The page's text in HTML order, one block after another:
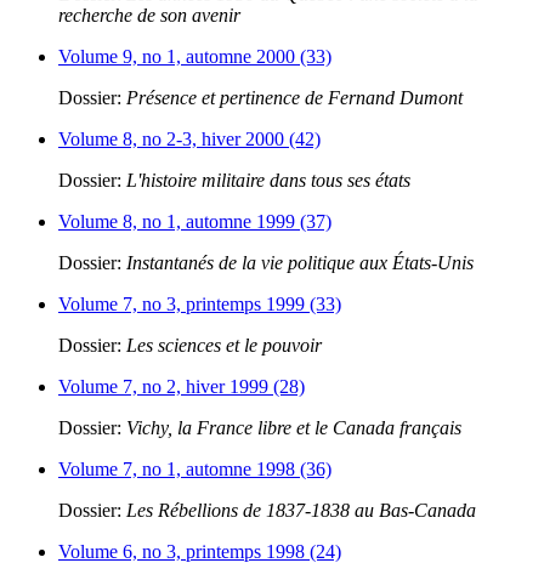
recherche de son avenir
Volume 9, no 1, automne 2000 (33)
Dossier: Présence et pertinence de Fernand Dumont
Volume 8, no 2-3, hiver 2000 (42)
Dossier: L'histoire militaire dans tous ses états
Volume 8, no 1, automne 1999 (37)
Dossier: Instantanés de la vie politique aux États-Unis
Volume 7, no 3, printemps 1999 (33)
Dossier: Les sciences et le pouvoir
Volume 7, no 2, hiver 1999 (28)
Dossier: Vichy, la France libre et le Canada français
Volume 7, no 1, automne 1998 (36)
Dossier: Les Rébellions de 1837-1838 au Bas-Canada
Volume 6, no 3, printemps 1998 (24)